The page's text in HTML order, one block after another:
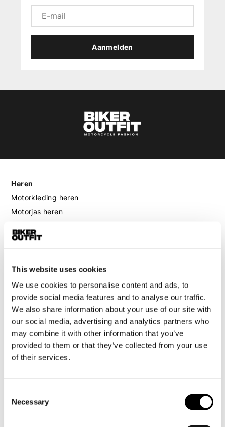
This website uses cookies
We use cookies to personalise content and ads, to
provide social media features and to analyse our traffic.
We also share information about your use of our site with
our social media, advertising and analytics partners who
may combine it with other information that you’ve
provided to them or that they’ve collected from your use
of their services.
Selection
Necessary
Aanmelden
Heren
Motorkleding heren
Motorjas heren
Motorpak heren
Motorhoodie heren
Motorhelm heren
Motorhandschoenen heren
Motorlaarzen heren
Motorschoenen heren
Motorkleding dames